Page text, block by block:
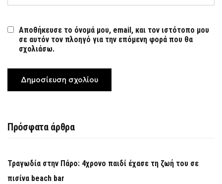
Αποθήκευσε το όνομά μου, email, και τον ιστότοπο μου
σε αυτόν τον πλοηγό για την επόμενη φορά που θα
σχολιάσω.
Πρόσφατα άρθρα
Τραγωδία στην Πάρο: 4χρονο παιδί έχασε τη ζωή του σε
πισίνα beach bar